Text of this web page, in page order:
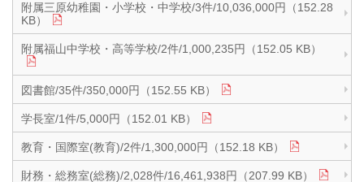
附属三原幼稚園・小学校・中学校/3件/10,036,000円（152.28
KB）
附属福山中学校・高等学校/2件/1,000,235円（152.05 KB）
図書館/35件/350,000円（152.55 KB）
学長室/1件/5,000円（152.01 KB）
教育・国際室(教育)/2件/1,300,000円（152.18 KB）
財務・総務室(総務)/2,028件/16,461,938円（207.99 KB）